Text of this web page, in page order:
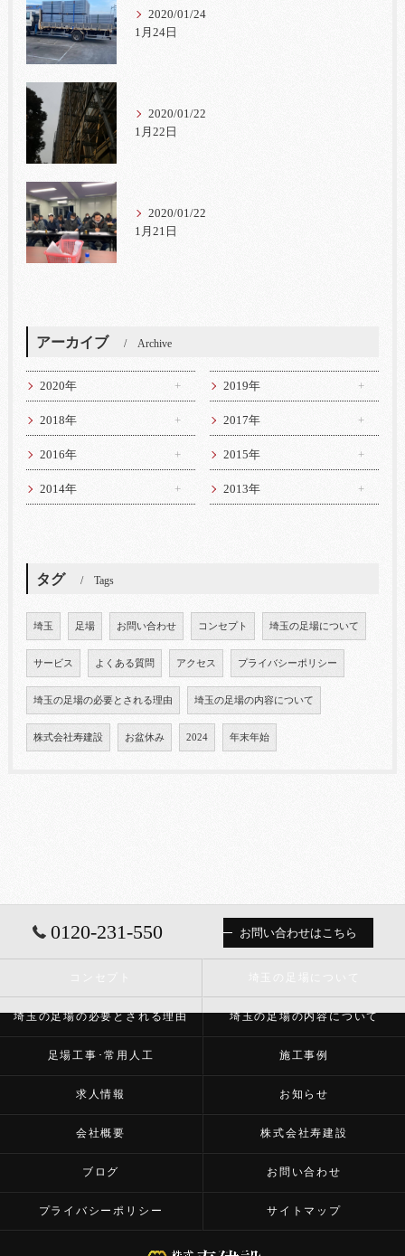
2020/01/24
1月24日
2020/01/22
1月22日
2020/01/22
1月21日
アーカイブ Archive
2020年 2019年
2018年 2017年
2016年 2015年
2014年 2013年
タグ Tags
埼玉 足場 お問い合わせ コンセプト 埼玉の足場について
サービス よくある質問 アクセス プライバシーポリシー
埼玉の足場の必要とされる理由 埼玉の足場の内容について
株式会社寿建設 お盆休み 2024 年末年始
0120-231-550 お問い合わせはこちら
埼玉の足場の必要とされる理由 埼玉の足場の内容について
足場工事･常用人工 施工事例
求人情報 お知らせ
会社概要 株式会社寿建設
ブログ お問い合わせ
プライバシーポリシー サイトマップ